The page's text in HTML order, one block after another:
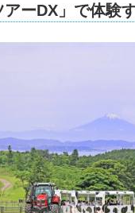
アーDX」で体験